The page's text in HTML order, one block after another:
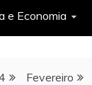
e Economia
Fevereiro